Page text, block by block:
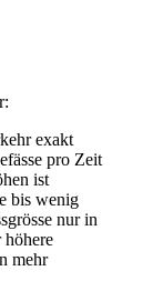
exakt
pro Zeit
ist
bis wenig
nur in
höhere
mehr